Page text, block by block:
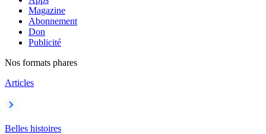
Magazine
Abonnement
Don
Publicité
Nos formats phares
Articles
Belles histoires